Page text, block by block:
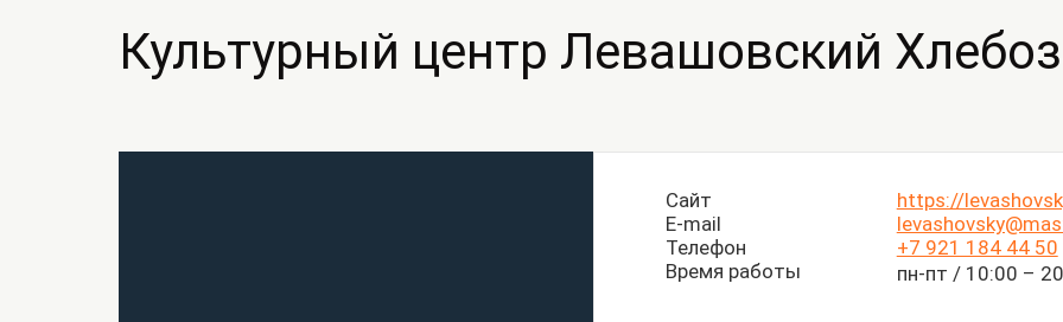
Культурный центр Левашовский
Сайт
https://
E-mail
Телефон
+7 921 184 44 50
Время работы
пн-пт / 10:00 –